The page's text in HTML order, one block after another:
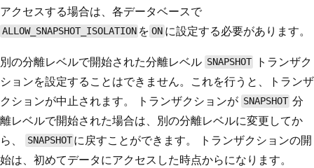
アクセスする場合は、各データベースで
ALLOW_SNAPSHOT_ISOLATION をONに設定する必要があります。
別の分離レベルで開始された分離レベル SNAPSHOT
トランザク
ションを設定することはできません。これを行うと、トランザ
クションが中止されます。 トランザクションが SNAPSHOT 分
離レベルで開始された場合は、別の分離レベルに変更してか
ら、
SNAPSHOT に戻すことができます。 トランザクションの開
始は、初めてデータにアクセスした時点からになります。